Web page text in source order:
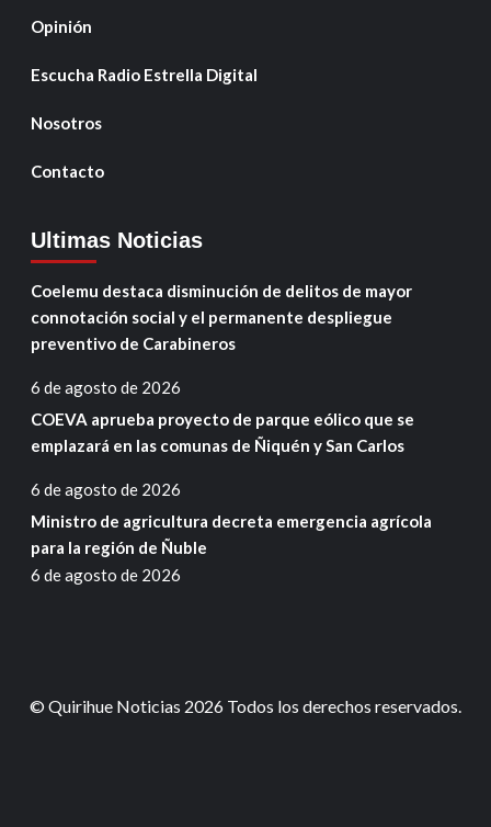
Opinión
Escucha Radio Estrella Digital
Nosotros
Contacto
Ultimas Noticias
Coelemu destaca disminución de delitos de mayor
connotación social y el permanente despliegue
preventivo de Carabineros
6 de agosto de 2026
COEVA aprueba proyecto de parque eólico que se
emplazará en las comunas de Ñiquén y San Carlos
6 de agosto de 2026
Ministro de agricultura decreta emergencia agrícola
para la región de Ñuble
6 de agosto de 2026